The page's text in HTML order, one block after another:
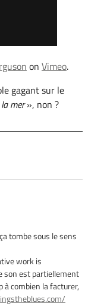
on Vimeo.
gagant sur le
mer», non ?
tombe sous le sens
work is
son est partiellement
à combien la facturer,